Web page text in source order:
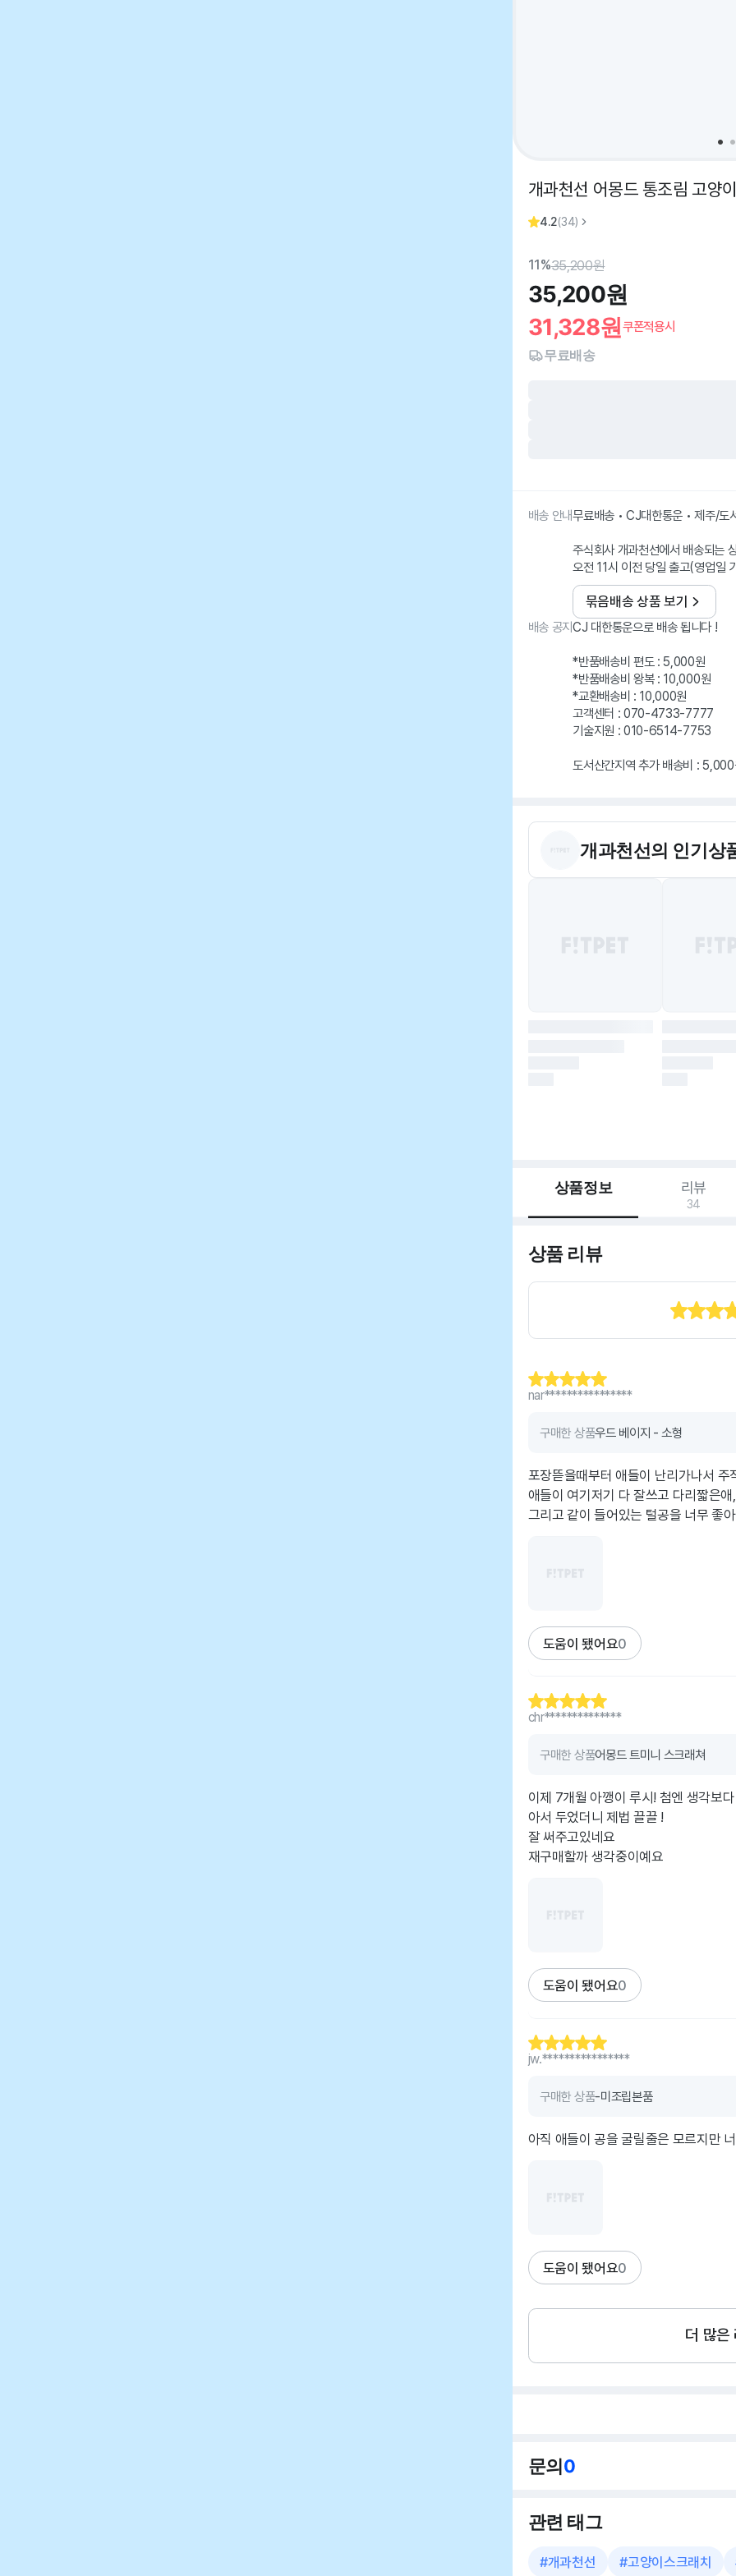
개과천선 어몽드 통조림 고양
4.2(34)
11%35,200원
35,200원
31,328원쿠폰적용시
무료배송
배송 안내무료배송 • CJ대한통운 • 제주/도
주식회사 개과천선에서 배송되는
오전 11시 이전 당일 출고(영업일
묶음배송 상품 보기
배송 공지CJ 대한통운으로 배송 됩니다 !
*반품배송비 편도 : 5,000원
*반품배송비 왕복 : 10,000원
*교환배송비 : 10,000원
고객센터 : 070-4733-7777
기술지원 : 010-6514-7753
도서산간지역 추가 배송비 :
개과천선의 인기상
상품정보 리뷰
34
상품 리뷰
nar****************
구매한 상품우드 베이지 - 소형
포장뜯을때부터 애들이 난리가나서 주
애들이 여기저기 다 잘쓰고 다리짧은
그리고 같이 들어있는 털공을 너무 좋
도움이 됐어요0
chr**************
구매한 상품어몽드 트미니 스크래쳐
이제 7개월 아깽이 루시! 첨엔 생각보
아서 두었더니 제법 끌끌 !
잘 써주고있네요
재구매할까 생각중이예요
도움이 됐어요0
jw.****************
구매한 상품-미조립본품
아직 애들이 공을 굴릴줄은 모르지만
도움이 됐어요0
더 많은
문의0
관련 태그
#개과천선 #고양이스크래치